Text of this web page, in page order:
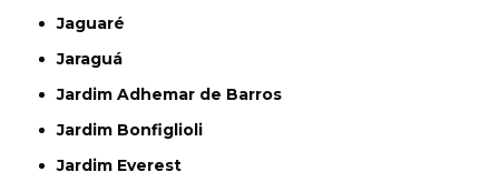
Jaguaré
Jaraguá
Jardim Adhemar de Barros
Jardim Bonfiglioli
Jardim Everest